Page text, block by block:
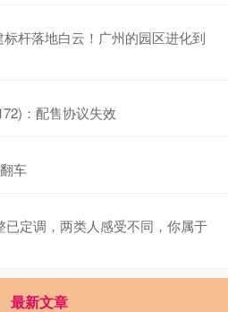
杆落地白云！广州的园区进化到
：配售协议失效
车
已定调，两类人感受不同，你属于
最新文章